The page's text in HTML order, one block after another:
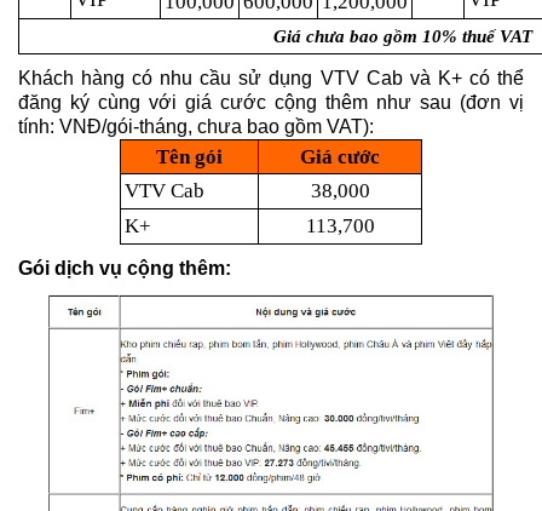
Giá chưa bao gồm 10% thuế VAT
Khách hàng có nhu cầu sử dụng VTV Cab và K+ có thể
đăng ký cùng với giá cước cộng thêm như sau (đơn vị
tính: VNĐ/gói-tháng, chưa bao gồm VAT):
Tên gói
Giá cước
VTV Cab
38,000
K+
113,700
Gói dịch vụ cộng thêm: